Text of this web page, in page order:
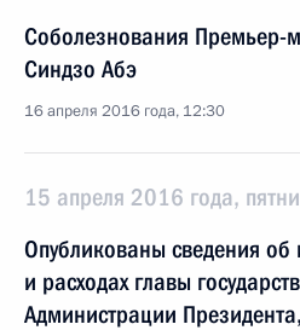
Соболезнования Премьер-
Синдзо Абэ
16 апреля 2016 года, 12:30
15 апреля 2016 года,
Опубликованы сведения об
и расходах главы
Администрации